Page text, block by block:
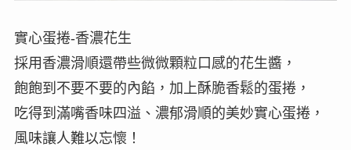
實心蛋捲-香濃花生
採用香濃滑順還帶些微微顆粒口感的花生醬，
飽飽到不要不要的內餡，加上酥脆香鬆的蛋捲，
吃得到滿嘴香味四溢、濃郁滑順的美妙實心蛋捲，
風味讓人難以忘懷！